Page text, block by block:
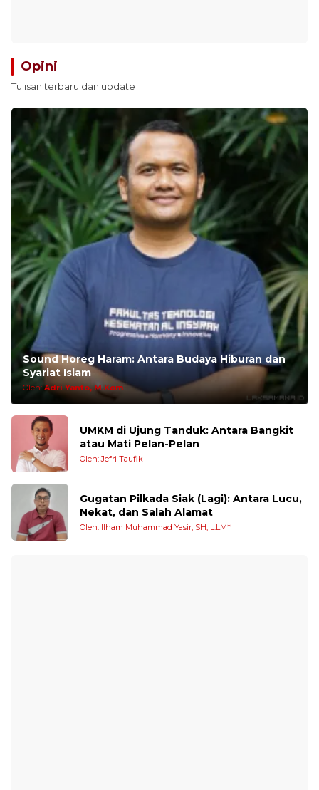
Opini
Tulisan terbaru dan update
Sound Horeg Haram: Antara Budaya Hiburan dan
Syariat Islam
Oleh:Adri Yanto, M.Kom
UMKM di Ujung Tanduk: Antara Bangkit
atau Mati Pelan-Pelan
Oleh: Jefri Taufik
Gugatan Pilkada Siak (Lagi): Antara Lucu,
Nekat, dan Salah Alamat
Oleh: Ilham Muhammad Yasir, SH, L.LM*